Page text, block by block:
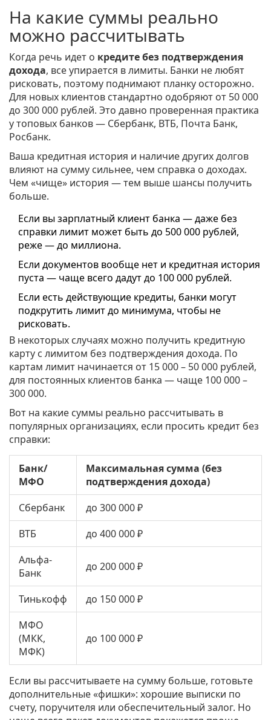
На какие суммы реально
можно рассчитывать
Когда речь идет о кредите без подтверждения
дохода, все упирается в лимиты. Банки не любят
рисковать, поэтому поднимают планку осторожно.
Для новых клиентов стандартно одобряют от 50 000
до 300 000 рублей. Это давно проверенная практика
у топовых банков ― Сбербанк, ВТБ, Почта Банк,
Росбанк.
Ваша кредитная история и наличие других долгов
влияют на сумму сильнее, чем справка о доходах.
Чем «чище» история — тем выше шансы получить
больше.
Если вы зарплатный клиент банка — даже без
справки лимит может быть до 500 000 рублей,
реже — до миллиона.
Если документов вообще нет и кредитная история
пуста — чаще всего дадут до 100 000 рублей.
Если есть действующие кредиты, банки могут
подкрутить лимит до минимума, чтобы не
рисковать.
В некоторых случаях можно получить кредитную
карту с лимитом без подтверждения дохода. По
картам лимит начинается от 15 000 – 50 000 рублей,
для постоянных клиентов банка — чаще 100 000 –
300 000.
Вот на какие суммы реально рассчитывать в
популярных организациях, если просить кредит без
справки:
Банк/
МФО
Максимальная сумма (без
подтверждения дохода)
Сбербанк
до 300 000 ₽
ВТБ
до 400 000 ₽
Альфа-
Банк
до 200 000 ₽
Тинькофф
до 150 000 ₽
МФО
(МКК,
МФК)
до 100 000 ₽
Если вы рассчитываете на сумму больше, готовьте
дополнительные «фишки»: хорошие выписки по
счету, поручителя или обеспечительный залог. Но